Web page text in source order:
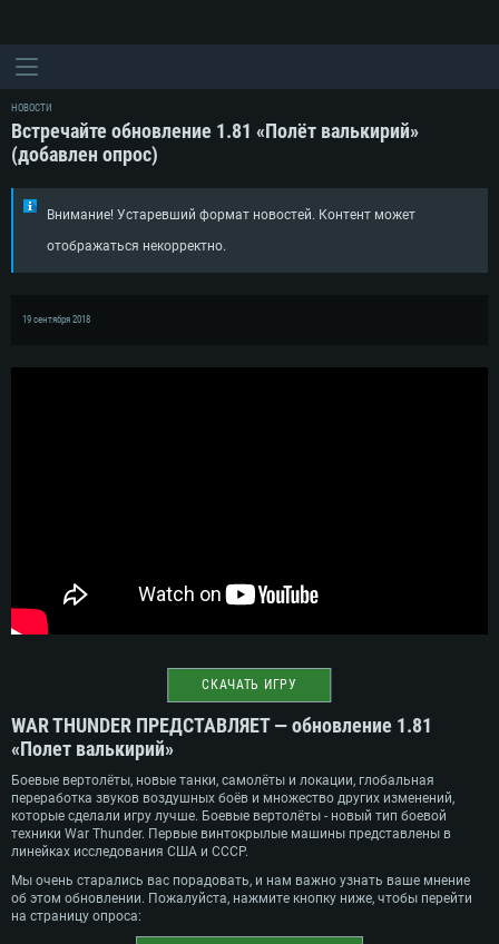
НОВОСТИ
Встречайте обновление 1.81 «Полёт валькирий»
(добавлен опрос)
Внимание! Устаревший формат новостей. Контент может
отображаться некорректно.
19 сентября 2018
СКАЧАТЬ ИГРУ
WAR THUNDER ПРЕДСТАВЛЯЕТ — обновление 1.81
«Полет валькирий»
Боевые вертолёты, новые танки, самолёты и локации, глобальная
переработка звуков воздушных боёв и множество других изменений,
которые сделали игру лучше. Боевые вертолёты - новый тип боевой
техники War Thunder. Первые винтокрылые машины представлены в
линейках исследования США и СССР.
Мы очень старались вас порадовать, и нам важно узнать ваше мнение
об этом обновлении. Пожалуйста, нажмите кнопку ниже, чтобы перейти
на страницу опроса: